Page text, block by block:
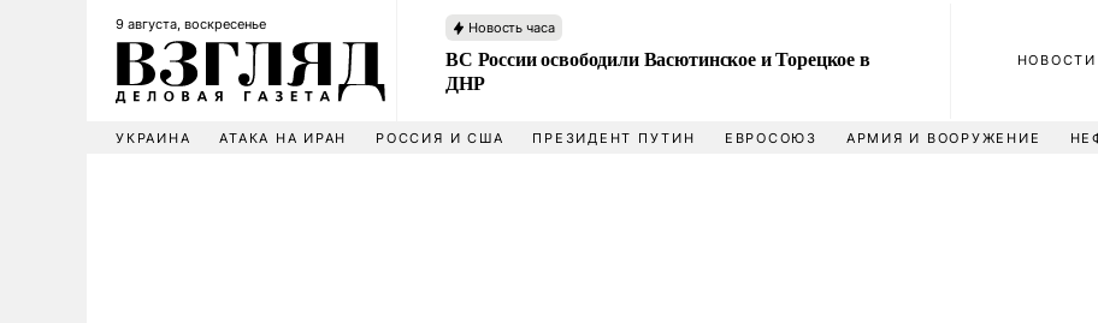
9 августа, воскресенье Новость часа
ВС России освободили Васютинское и Торецкое в
ДНР
НОВОСТИ
УКРАИНА АТАКА НА ИРАН РОССИЯ И США ПРЕЗИДЕНТ ПУТИН ЕВРОСОЮЗ АРМИЯ И ВООРУЖЕНИЕ